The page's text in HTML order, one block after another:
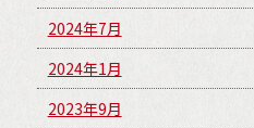
2024年7月
2024年1月
2023年9月